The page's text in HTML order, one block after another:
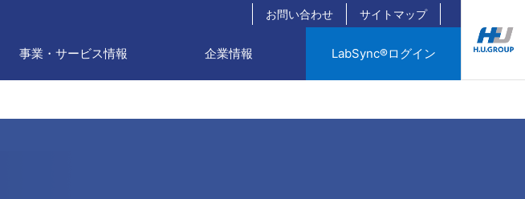
事業・サービス情報 企業情報 LabSync®ログイン
お問い合わせ サイトマップ